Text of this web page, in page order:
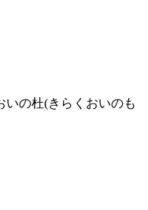
いの杜(きらくおいのも